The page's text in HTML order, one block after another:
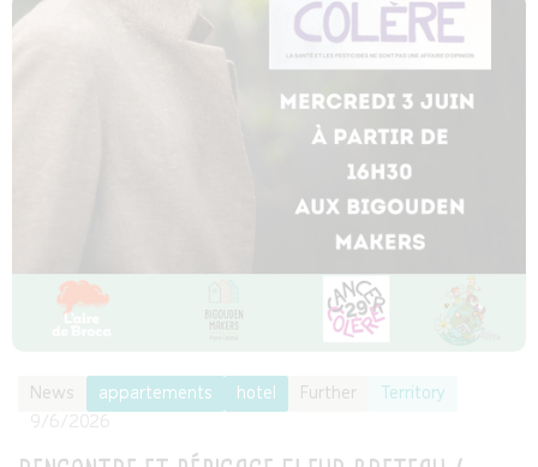
News appartements hotel Further
Territory